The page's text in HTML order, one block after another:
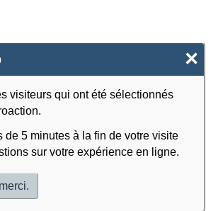
×
visiteurs qui ont été sélectionnés
de 5 minutes à la fin de votre visite
sur votre expérience en ligne.